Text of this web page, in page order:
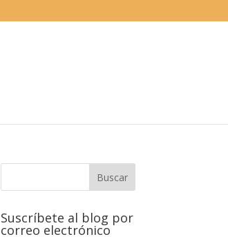
Suscríbete al blog por
correo electrónico